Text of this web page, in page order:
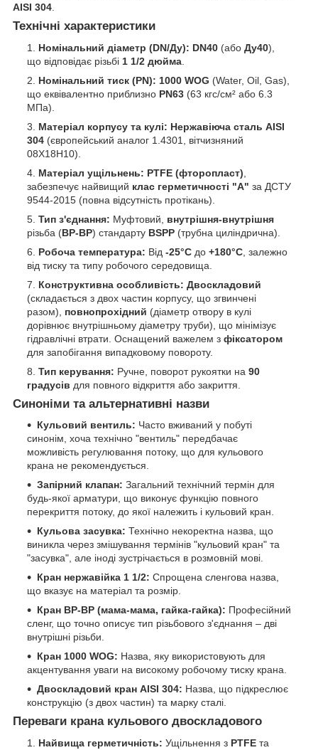
AISI 304
Технічні характеристики
Номінальний діаметр (DN/Ду): DN40 (або Ду40),
що відповідає різьбі 1 1/2 дюйма
Номінальний тиск (PN): 1000 WOG (Water, Oil, Gas),
що еквівалентно приблизно PN63 (63 кгс/см² або 6.3
МПа).
Матеріал корпусу та кулі: Нержавіюча сталь AISI
304 (європейський аналог 1.4301, вітчизняний
08Х18Н10).
Матеріал ущільнень: PTFE (фторопласт)
забезпечує найвищий клас герметичності "А" за ДСТУ
9544-2015 (повна відсутність протікань).
Тип з'єднання: Муфтовий, внутрішня-внутрішня
різьба (ВР-ВР) стандарту BSPP (трубна циліндрична).
Робоча температура: Від -25°C до +180°C , залежно
від тиску та типу робочого середовища.
Конструктивна особливість: Двоскладовий
(складається з двох частин корпусу, що згвинчені
разом), повнопрохідний (діаметр отвору в кулі
дорівнює внутрішньому діаметру труби), що мінімізує
гідравлічні втрати. Оснащений важелем з фіксатором
для запобігання випадковому повороту.
Тип керування: Ручне, поворот рукоятки на 90
градусів для повного відкриття або закриття.
Синоніми та альтернативні назви
Кульовий вентиль: Часто вживаний у побуті
синонім, хоча технічно "вентиль" передбачає
можливість регулювання потоку, що для кульового
крана не рекомендується.
Запірний клапан: Загальний технічний термін для
будь-якої арматури, що виконує функцію повного
перекриття потоку, до якої належить і кульовий кран.
Кульова засувка: Технічно некоректна назва, що
виникла через змішування термінів "кульовий кран" та
"засувка", але іноді зустрічається в розмовній мові.
Кран нержавійка 1 1/2: Спрощена сленгова назва,
що вказує на матеріал та розмір.
Кран ВР-ВР (мама-мама, гайка-гайка): Професійний
сленг, що точно описує тип різьбового з'єднання – дві
внутрішні різьби.
Кран 1000 WOG: Назва, яку використовують для
акцентування уваги на високому робочому тиску крана.
Двоскладовий кран AISI 304: Назва, що підкреслює
конструкцію (з двох частин) та марку сталі.
Переваги крана кульового двоскладового
Найвища герметичність: Ущільнення з PTFE та